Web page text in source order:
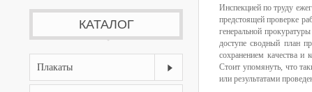
КАТАЛОГ
Плакаты
Инспекцией по труду
предстоящей проверке
генеральной
доступе сводный план
сохранением качества и
Стоит упомянуть, что
или результатами